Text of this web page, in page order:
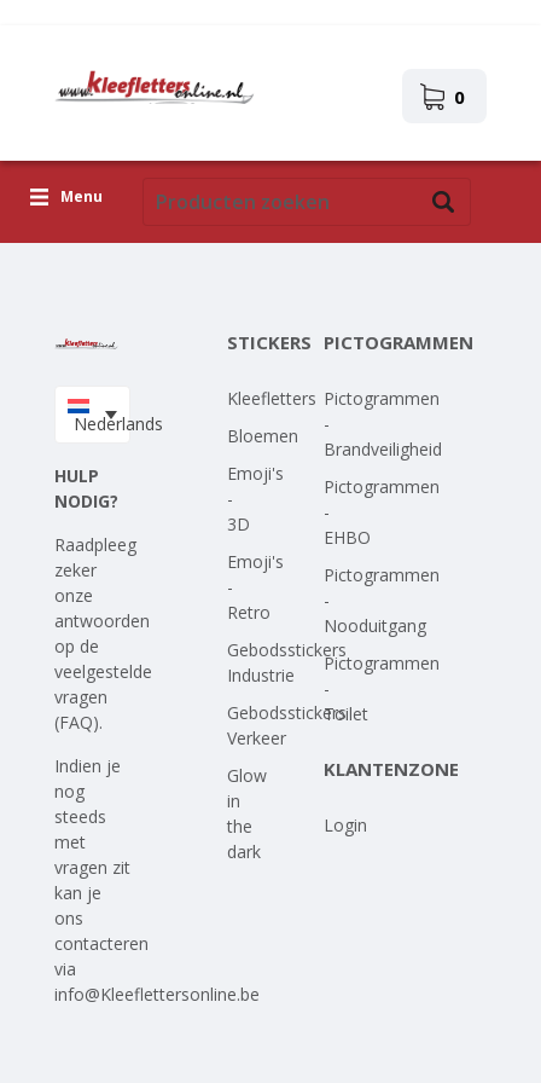
0
Menu
Upload je eigen ontwerp
Nederlands
HULP
NODIG?
Raadpleeg
zeker
onze
antwoorden
op de
veelgestelde
vragen
(FAQ).
Indien je
nog
steeds
met
vragen zit
kan je
ons
contacteren
via
info@Kleeflettersonline.be
STICKERS
Kleefletters
Bloemen
Emoji's
-
3D
Emoji's
-
Retro
Gebodsstickers
Industrie
Gebodsstickers
Verkeer
Glow
in
the
dark
PICTOGRAMMEN
Pictogrammen
-
Brandveiligheid
Pictogrammen
-
EHBO
Pictogrammen
-
Nooduitgang
Pictogrammen
-
Toilet
KLANTENZONE
Login